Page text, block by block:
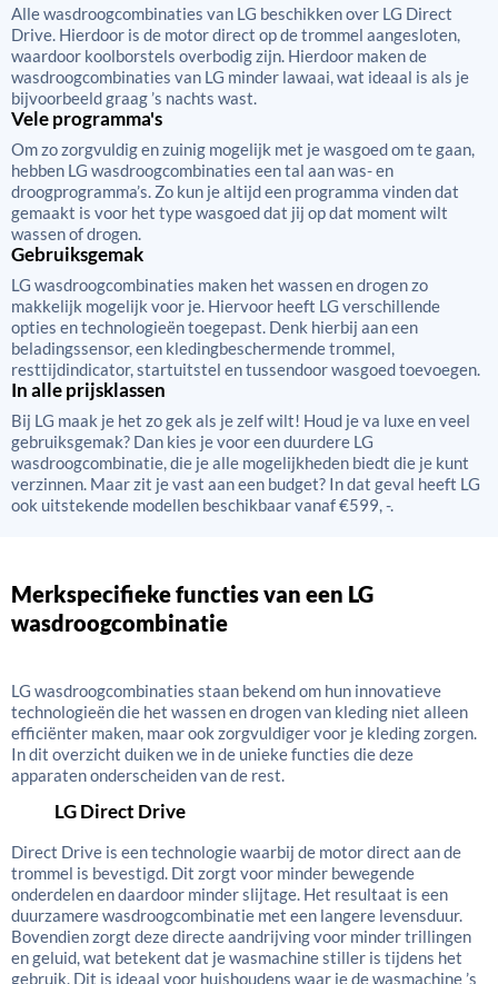
Alle wasdroogcombinaties van LG beschikken over LG Direct
Drive. Hierdoor is de motor direct op de trommel aangesloten,
waardoor koolborstels overbodig zijn. Hierdoor maken de
wasdroogcombinaties van LG minder lawaai, wat ideaal is als je
bijvoorbeeld graag ’s nachts wast.
Vele programma's
Om zo zorgvuldig en zuinig mogelijk met je wasgoed om te gaan,
hebben LG wasdroogcombinaties een tal aan was- en
droogprogramma’s. Zo kun je altijd een programma vinden dat
gemaakt is voor het type wasgoed dat jij op dat moment wilt
wassen of drogen.
Gebruiksgemak
LG wasdroogcombinaties maken het wassen en drogen zo
makkelijk mogelijk voor je. Hiervoor heeft LG verschillende
opties en technologieën toegepast. Denk hierbij aan een
beladingssensor, een kledingbeschermende trommel,
resttijdindicator, startuitstel en tussendoor wasgoed toevoegen.
In alle prijsklassen
Bij LG maak je het zo gek als je zelf wilt! Houd je va luxe en veel
gebruiksgemak? Dan kies je voor een duurdere LG
wasdroogcombinatie, die je alle mogelijkheden biedt die je kunt
verzinnen. Maar zit je vast aan een budget? In dat geval heeft LG
ook uitstekende modellen beschikbaar vanaf €599, -.
Merkspecifieke functies van een LG
wasdroogcombinatie
LG wasdroogcombinaties staan bekend om hun innovatieve
technologieën die het wassen en drogen van kleding niet alleen
efficiënter maken, maar ook zorgvuldiger voor je kleding zorgen.
In dit overzicht duiken we in de unieke functies die deze
apparaten onderscheiden van de rest.
LG Direct Drive
Direct Drive is een technologie waarbij de motor direct aan de
trommel is bevestigd. Dit zorgt voor minder bewegende
onderdelen en daardoor minder slijtage. Het resultaat is een
duurzamere wasdroogcombinatie met een langere levensduur.
Bovendien zorgt deze directe aandrijving voor minder trillingen
en geluid, wat betekent dat je wasmachine stiller is tijdens het
gebruik. Dit is ideaal voor huishoudens waar je de wasmachine ’s